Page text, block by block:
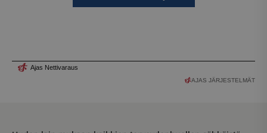
AJAS JÄRJESTELMÄT